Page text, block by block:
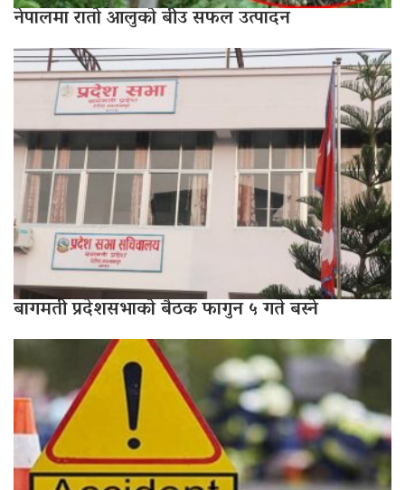
नेपालमा रातो आलुको बीउ सफल उत्पादन
बागमती प्रदेशसभाको बैठक फागुन ५ गते बस्ने